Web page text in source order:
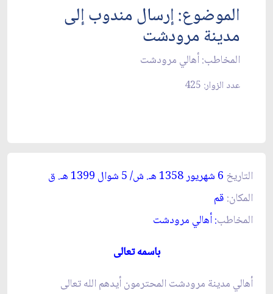
الموضوع: إرسال مندوب إلى
مدينة مرودشت‏
المخاطب: أهالي مرودشت‏
عدد الزوار: 425
التاريخ 6 شهريور 1358 هـ. ش/ 5 شوال 1399 هـ. ق‏
المكان: قم‏
المخاطب: أهالي مرودشت‏
باسمه تعالى‏
أهالي مدينة مرودشت المحترمون أيدهم الله تعالى‏